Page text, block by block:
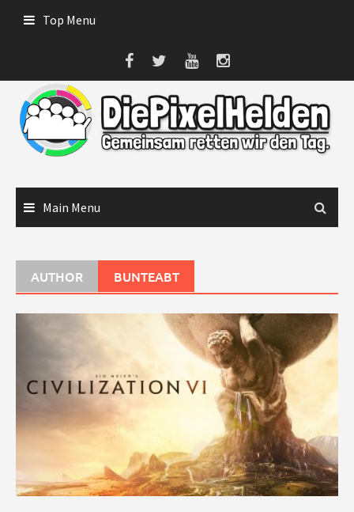
Top Menu
Main Menu
AUTHOR BUNTEABT